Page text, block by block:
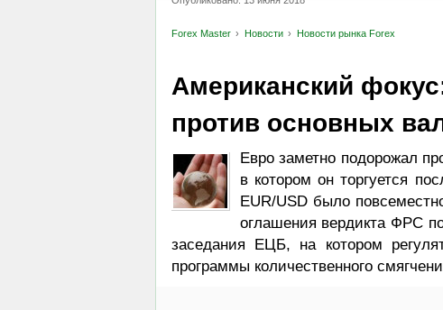
Forex Master Новости Новости рынка Forex
Американский
против основных
Евро заметно подорожал
в котором он торгуется
EUR/USD было
оглашения вердикта ФРС
заседания ЕЦБ, на котором
программы количественного